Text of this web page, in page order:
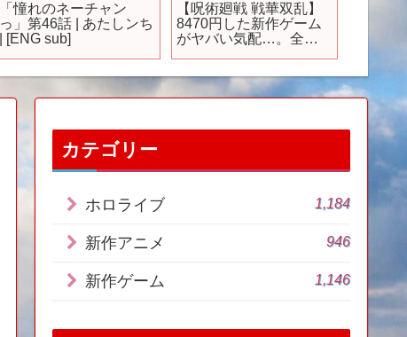
「憧れのネーチャン
っ」第46話 | あたしンち
| [ENG sub]
【呪術廻戦 戦華双乱】
8470円した新作ゲーム
がヤバい気配…。全ク
クオリ
うべき
ワール
【
カテゴリー
ホロライブ 1,184
新作アニメ 946
新作ゲーム 1,146